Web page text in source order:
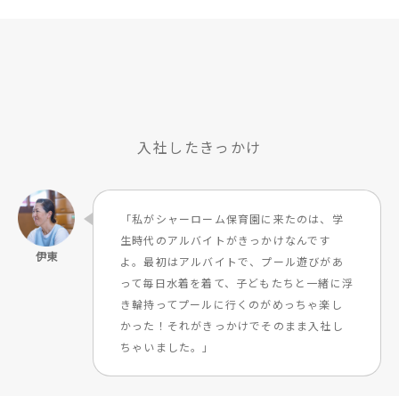
入社したきっかけ
「私がシャーローム保育園に来たのは、学
生時代のアルバイトがきっかけなんです
よ。最初はアルバイトで、プール遊びがあ
って毎日水着を着て、子どもたちと一緒に浮
き輪持ってプールに行くのがめっちゃ楽し
かった！それがきっかけでそのまま入社し
ちゃいました。」